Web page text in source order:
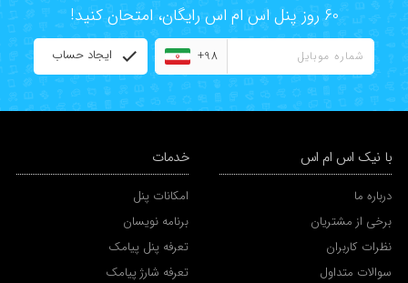
60 روز پنل اس ام اس رایگان، امتحان کنید!
+98 ایجاد حساب
با نیک اس ام اس
درباره ما
برخی از مشتریان
نظرات کاربران
سوالات متداول
خدمات
امکانات پنل
برنامه نویسان
تعرفه پنل پیامک
تعرفه شارژ پیامک